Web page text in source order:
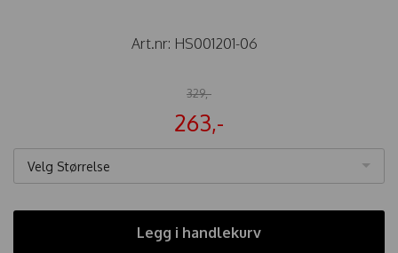
Art.nr: HS001201-06
329,-
263,-
Velg Størrelse
Legg i handlekurv